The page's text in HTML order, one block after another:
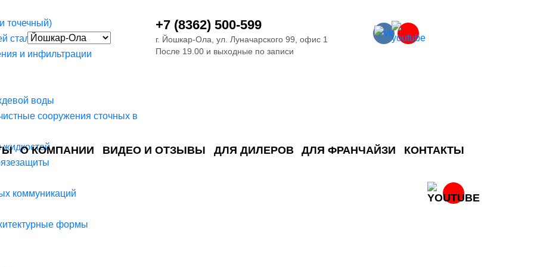
+7 (8362) 500-599
г. Йошкар-Ола, ул. Луначарского 99, офис 1
После 19.00 и выходные по записи
О КОМПАНИИ ВИДЕО И ОТЗЫВЫ ДЛЯ ДИЛЕРОВ ДЛЯ ФРАНЧАЙЗИ КОНТАКТЫ
точечный)
стали
и инфильтрации
воды
сооружения сточных в
жидкостей
коммуникаций
формы